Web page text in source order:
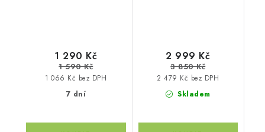
7 dní
1 066 Kč bez DPH
1 290 Kč
1 590 Kč
Skladem
2 479 Kč bez DPH
2 999 Kč
3 850 Kč